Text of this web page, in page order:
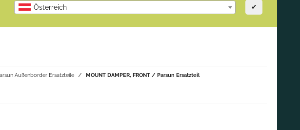
Österreich ✔
Außenborder Ersatzteile MOUNT DAMPER, FRONT / Parsun Ersatzteil